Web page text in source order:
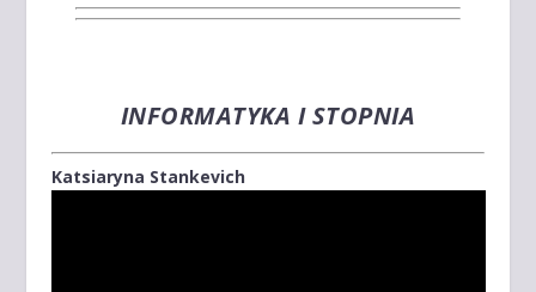
INFORMATYKA I STOPNIA
Katsiaryna Stankevich